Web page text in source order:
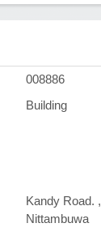
008886
Building
Kandy Road. ,
Nittambuwa